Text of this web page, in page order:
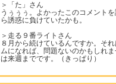
＞「た」さん
うぅぅぅ。よかったこのコメント
ら誘惑に負けていたかも。
＞走る９番ライトさん
８月から続けているんですか。そ
ムになれば、問題ないのかもしれ
は来週までです。（きっぱり）